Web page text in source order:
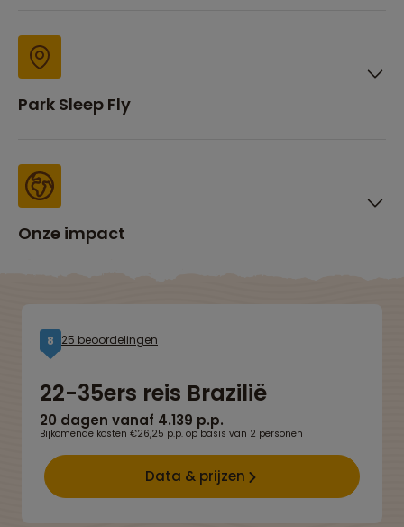
Park Sleep Fly
Onze impact
8 25 beoordelingen
22-35ers reis Brazilië
20 dagen vanaf 4.139 p.p.
Bijkomende kosten €26,25 p.p. op basis van 2 personen
Data & prijzen